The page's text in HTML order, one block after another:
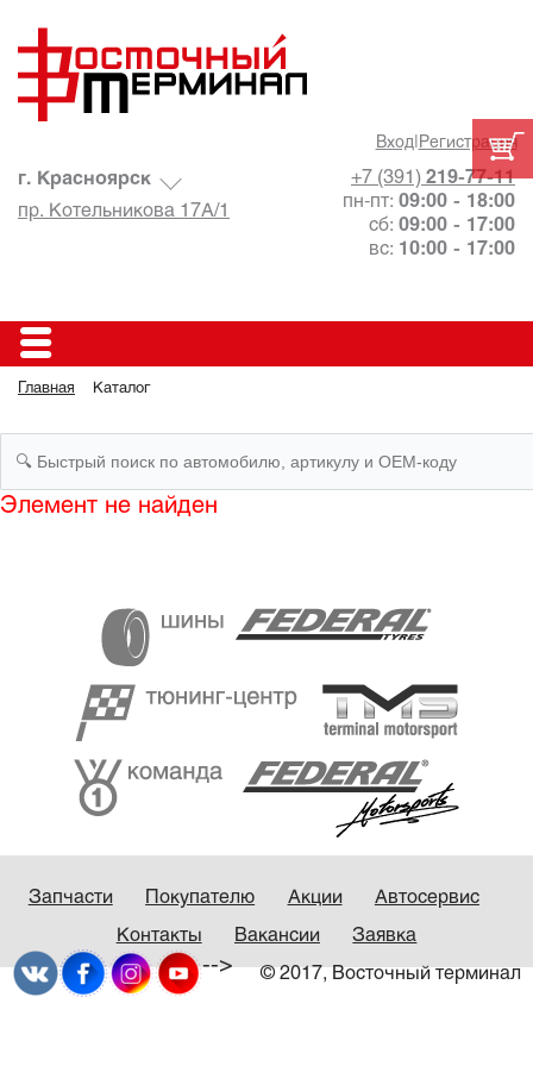
Вход| Регистрация
+7 (391) 219-77-11
пн-пт: 09:00 - 18:00
сб: 09:00 - 17:00
вс: 10:00 - 17:00
г. Красноярск
пр. Котельникова 17А/1
Главная Каталог
Элемент не найден
Запчасти Покупателю Акции Автосервис
Контакты Вакансии Заявка
© 2017, Восточный терминал
-->